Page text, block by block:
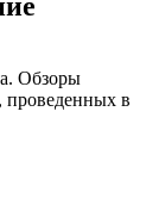
Обзоры
проведенных в